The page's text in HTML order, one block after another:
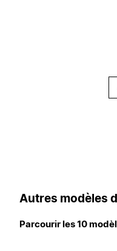
Autres modèles
Parcourir les 10